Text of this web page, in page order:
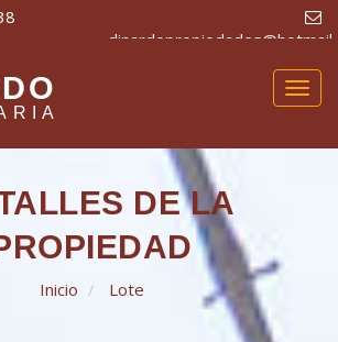
y 41
DE LA
Inicio Lote